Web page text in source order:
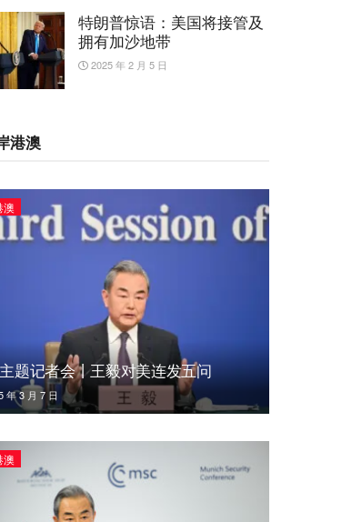
特朗普惊语：美国将接管及
拥有加沙地带
2025 年 2 月 5 日
港澳
澳
题记者会丨王毅对美连发五问
年 3 月 7 日
澳